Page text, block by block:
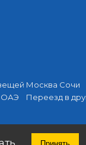
Москва Сочи
ОАЭ
Переезд в